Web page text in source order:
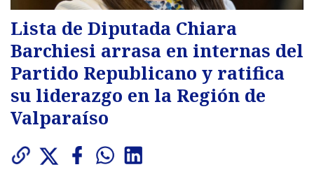
Lista de Diputada Chiara
Barchiesi arrasa en internas del
Partido Republicano y ratifica
su liderazgo en la Región de
Valparaíso